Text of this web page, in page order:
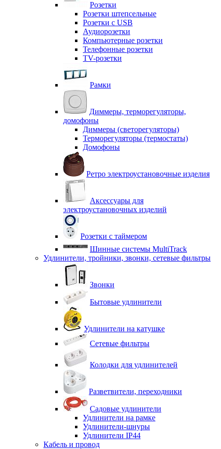
Розетки
Розетки штепсельные
Розетки с USB
Аудиорозетки
Компьютерные розетки
Телефонные розетки
TV-розетки
Рамки
Диммеры, терморегуляторы,
домофоны
Диммеры (светорегуляторы)
Терморегуляторы (термостаты)
Домофоны
Ретро электроустановочные изделия
Аксессуары для
электроустановочных изделий
Розетки с таймером
Шинные системы MultiTrack
Удлинители, тройники, звонки, сетевые фильтры
Звонки
Бытовые удлинители
Удлинители на катушке
Сетевые фильтры
Колодки для удлинителей
Разветвители, переходники
Садовые удлинители
Удлинители на рамке
Удлинители-шнуры
Удлинители IP44
Кабель и провод